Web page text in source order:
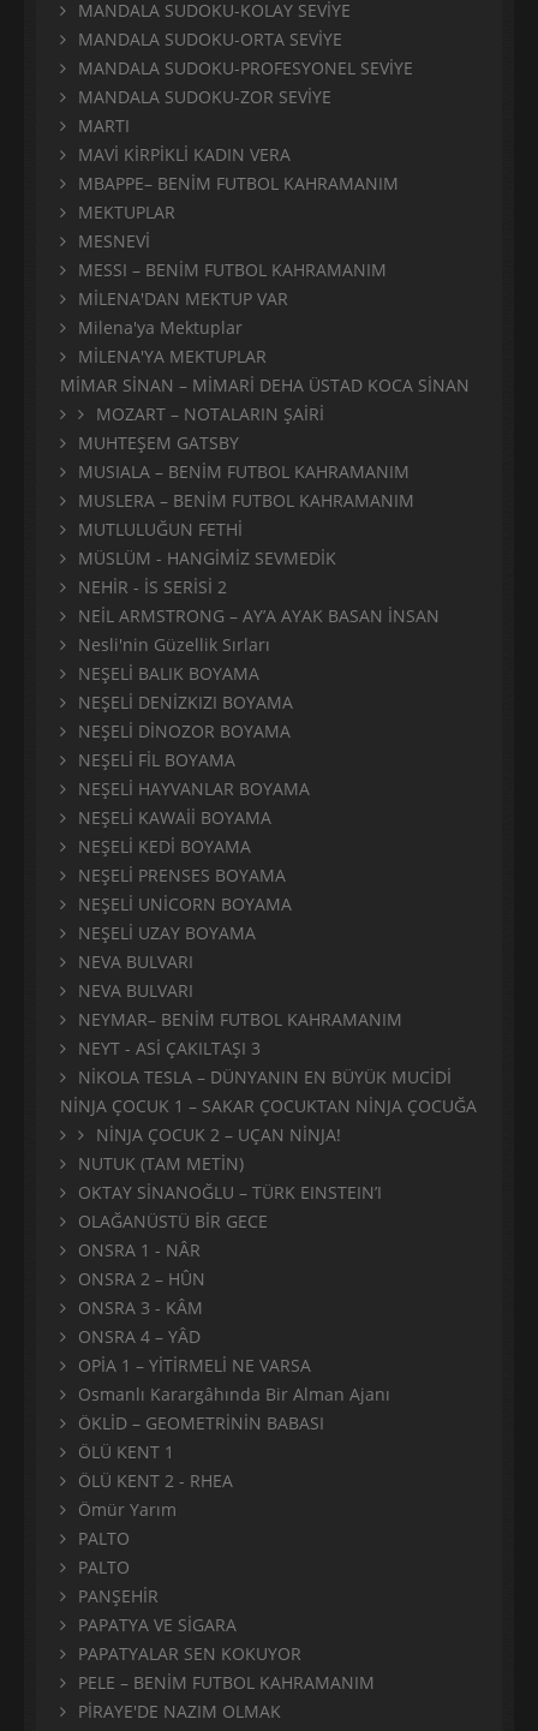
MANDALA SUDOKU-KOLAY SEVİYE
MANDALA SUDOKU-ORTA SEVİYE
MANDALA SUDOKU-PROFESYONEL SEVİYE
MANDALA SUDOKU-ZOR SEVİYE
MARTI
MAVİ KİRPİKLİ KADIN VERA
MBAPPE– BENİM FUTBOL KAHRAMANIM
MEKTUPLAR
MESNEVİ
MESSI – BENİM FUTBOL KAHRAMANIM
MİLENA'DAN MEKTUP VAR
Milena'ya Mektuplar
MİLENA'YA MEKTUPLAR
MİMAR SİNAN – MİMARİ DEHA ÜSTAD KOCA SİNAN
MOZART – NOTALARIN ŞAİRİ
MUHTEŞEM GATSBY
MUSIALA – BENİM FUTBOL KAHRAMANIM
MUSLERA – BENİM FUTBOL KAHRAMANIM
MUTLULUĞUN FETHİ
MÜSLÜM - HANGİMİZ SEVMEDİK
NEHİR - İS SERİSİ 2
NEİL ARMSTRONG – AY’A AYAK BASAN İNSAN
Nesli'nin Güzellik Sırları
NEŞELİ BALIK BOYAMA
NEŞELİ DENİZKIZI BOYAMA
NEŞELİ DİNOZOR BOYAMA
NEŞELİ FİL BOYAMA
NEŞELİ HAYVANLAR BOYAMA
NEŞELİ KAWAİİ BOYAMA
NEŞELİ KEDİ BOYAMA
NEŞELİ PRENSES BOYAMA
NEŞELİ UNİCORN BOYAMA
NEŞELİ UZAY BOYAMA
NEVA BULVARI
NEVA BULVARI
NEYMAR– BENİM FUTBOL KAHRAMANIM
NEYT - ASİ ÇAKILTAŞI 3
NİKOLA TESLA – DÜNYANIN EN BÜYÜK MUCİDİ
NİNJA ÇOCUK 1 – SAKAR ÇOCUKTAN NİNJA ÇOCUĞA
NİNJA ÇOCUK 2 – UÇAN NİNJA!
NUTUK (TAM METİN)
OKTAY SİNANOĞLU – TÜRK EINSTEIN’I
OLAĞANÜSTÜ BİR GECE
ONSRA 1 - NÂR
ONSRA 2 – HÛN
ONSRA 3 - KÂM
ONSRA 4 – YÂD
OPİA 1 – YİTİRMELİ NE VARSA
Osmanlı Karargâhında Bir Alman Ajanı
ÖKLİD – GEOMETRİNİN BABASI
ÖLÜ KENT 1
ÖLÜ KENT 2 - RHEA
Ömür Yarım
PALTO
PALTO
PANŞEHİR
PAPATYA VE SİGARA
PAPATYALAR SEN KOKUYOR
PELE – BENİM FUTBOL KAHRAMANIM
PİRAYE'DE NAZIM OLMAK